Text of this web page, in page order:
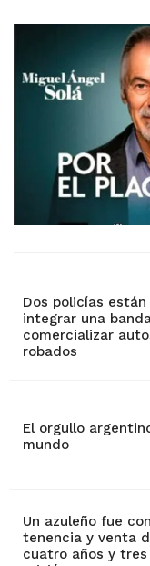
Dos policías
integrar una
comercializar
robados
El orgullo
mundo
Un azuleño fue
tenencia y venta
cuatro años y tres